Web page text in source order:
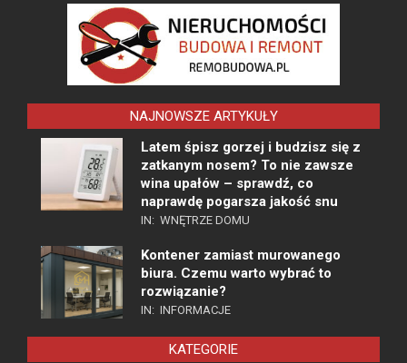
NAJNOWSZE ARTYKUŁY
Latem śpisz gorzej i budzisz się z
zatkanym nosem? To nie zawsze
wina upałów – sprawdź, co
naprawdę pogarsza jakość snu
IN: WNĘTRZE DOMU
Kontener zamiast murowanego
biura. Czemu warto wybrać to
rozwiązanie?
IN: INFORMACJE
KATEGORIE